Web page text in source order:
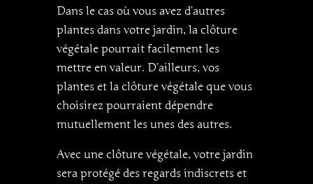
Dans le cas où vous avez d’autres
plantes dans votre jardin, la clôture
végétale pourrait facilement les
mettre en valeur. D’ailleurs, vos
plantes et la clôture végétale que vous
choisirez pourraient dépendre
mutuellement les unes des autres.
Avec une clôture végétale, votre jardin
sera protégé des regards indiscrets et